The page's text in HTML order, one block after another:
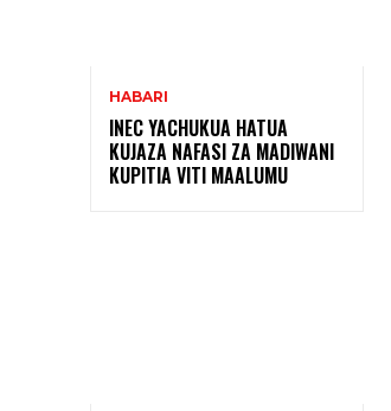
HABARI
INEC YACHUKUA HATUA
KUJAZA NAFASI ZA MADIWANI
KUPITIA VITI MAALUMU